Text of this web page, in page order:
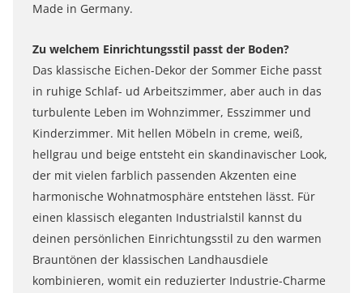
Made in Germany.
Zu welchem Einrichtungsstil passt der Boden?
Das klassische Eichen-Dekor der Sommer Eiche passt
in ruhige Schlaf- ud Arbeitszimmer, aber auch in das
turbulente Leben im Wohnzimmer, Esszimmer und
Kinderzimmer. Mit hellen Möbeln in creme, weiß,
hellgrau und beige entsteht ein skandinavischer Look,
der mit vielen farblich passenden Akzenten eine
harmonische Wohnatmosphäre entstehen lässt. Für
einen klassisch eleganten Industrialstil kannst du
deinen persönlichen Einrichtungsstil zu den warmen
Brauntönen der klassischen Landhausdiele
kombinieren, womit ein reduzierter Industrie-Charme